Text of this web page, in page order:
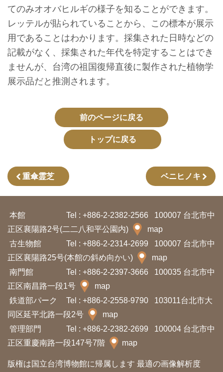
デ
ー
タ
開
放
宣
ペ
ー
サ
イ
ト
マ
ッ
プ
中
文
En
glis
h
Ba
てのみオオバヒルギの様子を知ることができます。
レッテルが貼られていることから、この標本が展示
用であることはわかります。採集された日時などの
記載がなく、採集された年代を特定することはでき
ませんが、台湾の祖国復帰直後に製作された植物学
展示品だと推測されます。
前のページに戻る
トップに戻る
重傘霊芝 ベニヒノキ
本館 Tel : +886-2-2382-2566
100007 台北市中
正区襄陽路2号(二二八和平公園内)
map
古生物館
Tel : +886-2-2314-2699
100007 台北市中
正区襄陽路25号(本館の斜め向かい)
map
南門館
Tel : +886-2-2397-3666
100035 台北市中
正区南昌路一段1号
map
鉄道部パーク
Tel : +886-2-2558-9790
103011台北市大
同区延平北路一段2号
map
管理部門
Tel : +886-2-2382-2699
100004 台北市中
正区重慶南路一段147号7階
map
版権は国立台湾博物館に帰属します 最適の画像解析度